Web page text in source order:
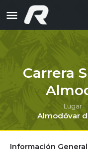
Carrera
Lugar
Almodóvar
Información General